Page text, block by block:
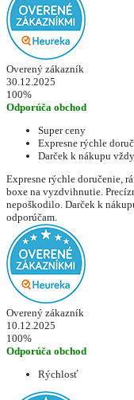
Overený zákazník
30.12.2025
100%
Odporúča obchod
Super ceny
Expresne rýchle
Darček k nákupu
Expresne rýchle doručenie,
boxe na vyzdvihnutie.
nepoškodilo. Darček k
odporúčam.
Overený zákazník
10.12.2025
100%
Odporúča obchod
Rýchlosť